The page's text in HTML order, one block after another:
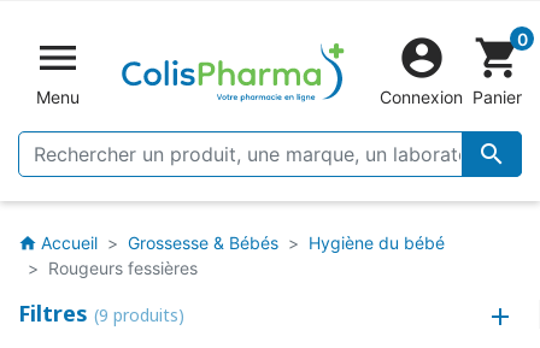

Menu


Connexion
shopping_cart0
Panier
home Accueil Grossesse & Bébés
Hygiène du bébé
Rougeurs fessières
Filtres (9 produits)